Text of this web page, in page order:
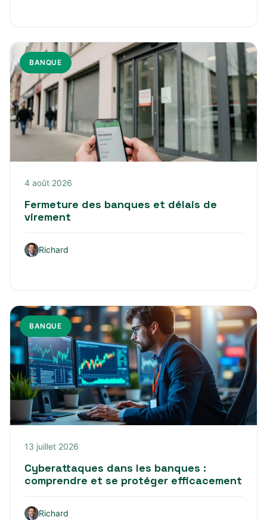
BANQUE
4 août 2026
Fermeture des banques et délais de
virement
Richard
BANQUE
13 juillet 2026
Cyberattaques dans les banques :
comprendre et se protéger efficacement
Richard